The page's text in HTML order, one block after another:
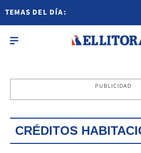
TEMAS DEL DÍA:
PUBLICIDAD
CRÉDITOS